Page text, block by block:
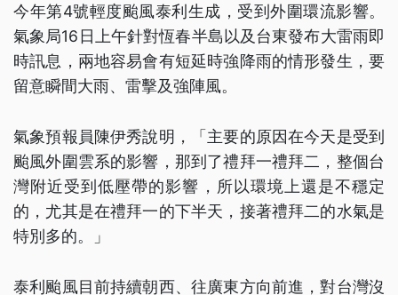
今年第4號輕度颱風泰利生成，受到外圍環流影響。
氣象局16日上午針對恆春半島以及台東發布大雷雨即
時訊息，兩地容易會有短延時強降雨的情形發生，要
留意瞬間大雨、雷擊及強陣風。
氣象預報員陳伊秀說明，「主要的原因在今天是受到
颱風外圍雲系的影響，那到了禮拜一禮拜二，整個台
灣附近受到低壓帶的影響，所以環境上還是不穩定
的，尤其是在禮拜一的下半天，接著禮拜二的水氣是
特別多的。」
泰利颱風目前持續朝西、往廣東方向前進，對台灣沒